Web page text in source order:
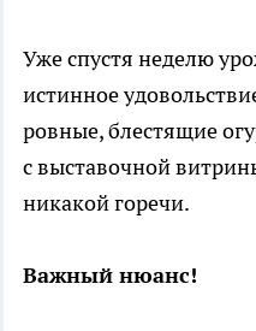
Уже спустя неделю
истинное
ровные, блестящие
с выставочной
никакой горечи.
Важный нюанс!